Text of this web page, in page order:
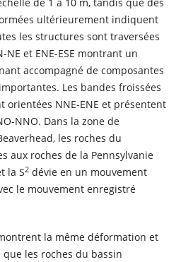
ultérieurement indiquent
les structures sont traversées
et ENE-ESE montrant un
accompagné de composantes
Les bandes froissées
orientées NNE-ENE et présentent
NNO. Dans la zone de
les roches du
aux roches de la Pennsylvanie
la S2dévie en un mouvement
le mouvement enregistré
la même déformation et
les roches du bassin